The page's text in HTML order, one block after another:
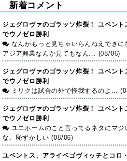
新着コメント
ジェグロヴァのゴラッソ炸裂！ ユベン
でウノゼロ勝利
なんかもっと見ちゃいらんねえでき
アジア興業なんか見てもなん... (08/06)
ジェグロヴァのゴラッソ炸裂！ ユベン
でウノゼロ勝利
ミリクは試合の外で怪我するのよ…
ジェグロヴァのゴラッソ炸裂！ ユベン
でウノゼロ勝利
ユニホームのこと言ってるネタにマ
な、恥ずかしい (08/06)
ユベントス、アライベゴヴィッチとコロ